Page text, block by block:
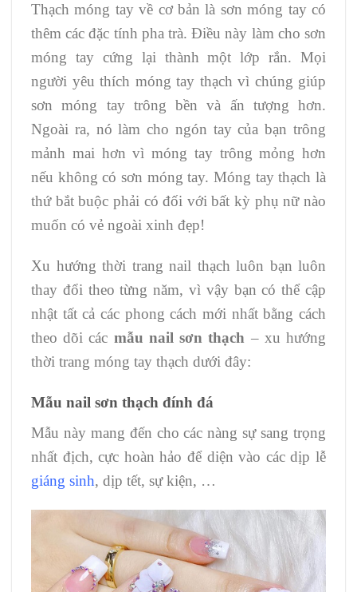
Thạch móng tay về cơ bản là sơn móng tay có
thêm các đặc tính pha trà. Điều này làm cho sơn
móng tay cứng lại thành một lớp rắn. Mọi
người yêu thích móng tay thạch vì chúng giúp
sơn móng tay trông bền và ấn tượng hơn.
Ngoài ra, nó làm cho ngón tay của bạn trông
mảnh mai hơn vì móng tay trông mỏng hơn
nếu không có sơn móng tay. Móng tay thạch là
thứ bắt buộc phải có đối với bất kỳ phụ nữ nào
muốn có vẻ ngoài xinh đẹp!
Xu hướng thời trang nail thạch luôn bạn luôn
thay đổi theo từng năm, vì vậy bạn có thể cập
nhật tất cả các phong cách mới nhất bằng cách
theo dõi các mẫu nail sơn thạch – xu hướng
thời trang móng tay thạch dưới đây:
Mẫu nail sơn thạch đính đá
Mẫu này mang đến cho các nàng sự sang trọng
nhất địch, cực hoàn hảo để diện vào các dịp lễ
giáng sinh, dịp tết, sự kiện, …